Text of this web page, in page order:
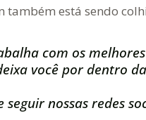
também está sendo
com os
você por dentro
seguir nossas redes